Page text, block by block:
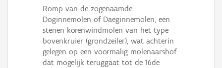
Gebeurtenis
Persoon of collectief
Romp van de zogenaamde
Doginnemolen of Daeginnemolen, een
stenen korenwindmolen van het type
bovenkruier (grondzeiler), wat achterin
gelegen op een voormalig molenaarshof
dat mogelijk teruggaat tot de 16de